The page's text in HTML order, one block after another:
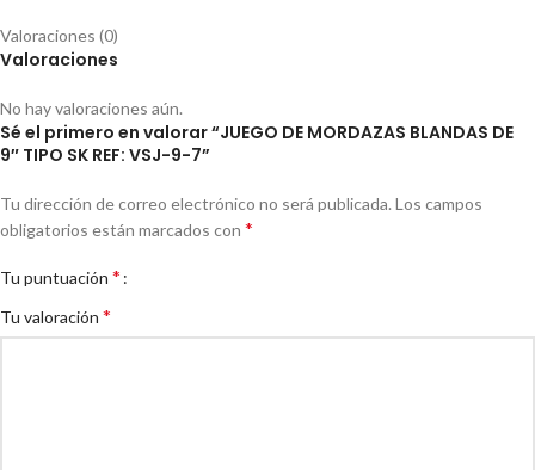
Valoraciones (0)
Valoraciones
No hay valoraciones aún.
Sé el primero en valorar “JUEGO DE MORDAZAS BLANDAS DE
9″ TIPO SK REF: VSJ-9-7”
Tu dirección de correo electrónico no será publicada. Los campos
obligatorios están marcados con *
Tu puntuación *
Tu valoración *